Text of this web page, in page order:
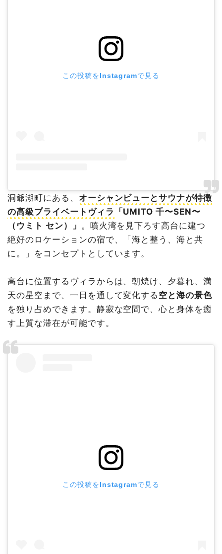
この投稿をInstagramで見る
洞爺湖町にある、 オーシャンビューとサウナが特徴
の高級プライベートヴィラ
「UMITO 千〜SEN〜
（ウミト セン）」 。噴火湾を見下ろす高台に建つ
絶好のロケーションの宿で、「海と整う、海と共
に。」をコンセプトとしています。
高台に位置するヴィラからは、朝焼け、夕暮れ、満
天の星空まで、一日を通して変化する 空と海の景色
を独り占めできます。静寂な空間で、心と身体を癒
す上質な滞在が可能です。
この投稿をInstagramで見る